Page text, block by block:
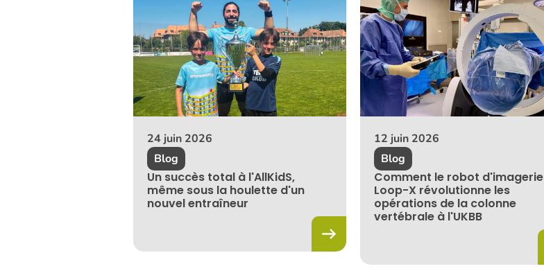
24 juin 2026
Blog
Un succès total à l'AllKidS,
même sous la houlette d'un
nouvel entraîneur
12 juin 2026
Blog
Comment le robot d'imagerie
Loop-X révolutionne les
opérations de la colonne
vertébrale à l'UKBB